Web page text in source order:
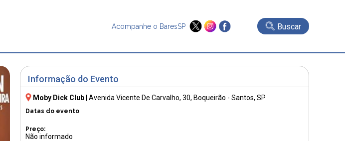
Acompanhe o BaresSP Buscar
Informação do Evento
Moby Dick Club Avenida Vicente De Carvalho, 30, Boqueirão - Santos, SP
Datas do evento
Preço:
Não informado